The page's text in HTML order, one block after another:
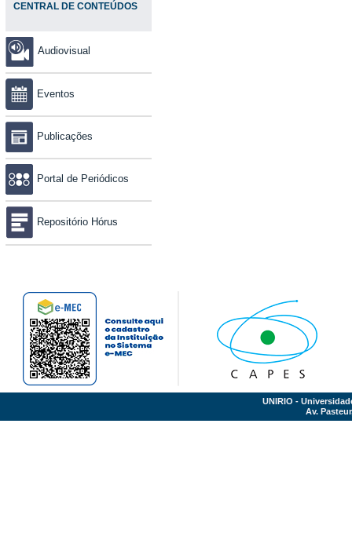
CENTRAL DE CONTEÚDOS
Audiovisual
Eventos
Publicações
Portal de Periódicos
Repositório Hórus
UNIRIO -
Av.